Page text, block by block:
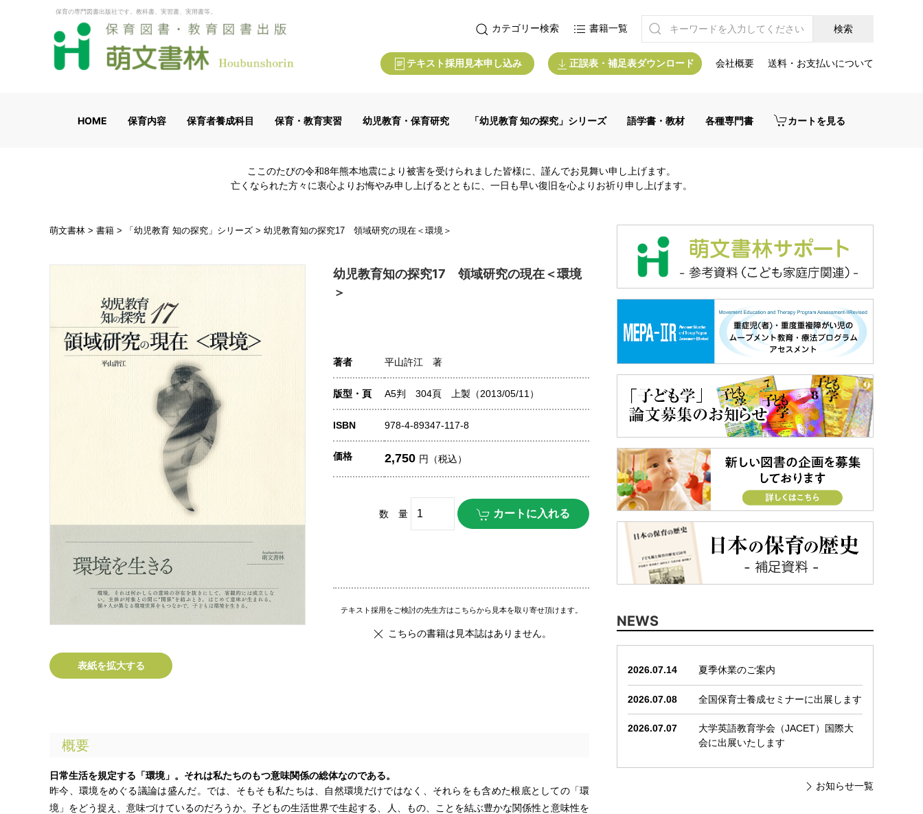
保育の専門図書出版社です。教科書、実習書、実用書等。
カテゴリー検索 書籍一覧
テキスト採用見本申し込み 正誤表・補足表ダウンロード 会社概要 送料・お支払いについて
HOME 保育内容 保育者養成科目 保育・教育実習 幼児教育・保育研究 「幼児教育 知の探究」シリーズ 語学書・教材 各種専門書 カートを見る
ここのたびの令和8年熊本地震により被害を受けられました皆様に、謹んでお見舞い申し上げます。
亡くなられた方々に衷心よりお悔やみ申し上げるとともに、一日も早い復旧を心よりお祈り申し上げます。
萌文書林 > 書籍 > 「幼児教育 知の探究」シリーズ > 幼児教育知の探究17 領域研究の現在＜環境＞
表紙を拡大する
幼児教育知の探究17 領域研究の現在＜環境
＞
著者 平山許江 著
版型・頁 A5判 304頁 上製（2013/05/11）
ISBN 978-4-89347-117-8
価格 2,750 円（税込）
数 量
テキスト採用をご検討の先生方はこちらから見本を取り寄せ頂けます。
こちらの書籍は見本誌はありません。
概要
日常生活を規定する「環境」。それは私たちのもつ意味関係の総体なのである。
昨今、環境をめぐる議論は盛んだ。では、そもそも私たちは、自然環境だけではなく、それらをも含めた根底としての「環
境」をどう捉え、意味づけているのだろうか。子どもの生活世界で生起する、人、もの、ことを結ぶ豊かな関係性と意味性を
NEWS
2026.07.14 夏季休業のご案内
2026.07.08 全国保育士養成セミナーに出展します
2026.07.07
大学英語教育学会（JACET）国際大
会に出展いたします
お知らせ一覧